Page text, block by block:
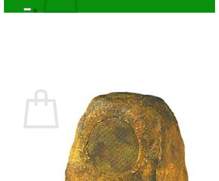
ไม่มีสินค้าในตะกร้า
กลับสู่หน้าร้านค้า